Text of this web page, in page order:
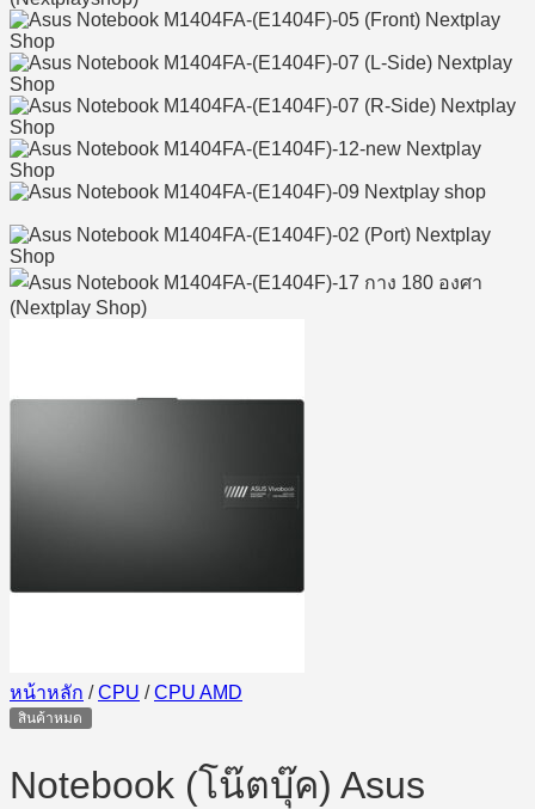
หน้าหลัก / CPU / CPU AMD
สินค้าหมด
Notebook (โน๊ตบุ๊ค) Asus